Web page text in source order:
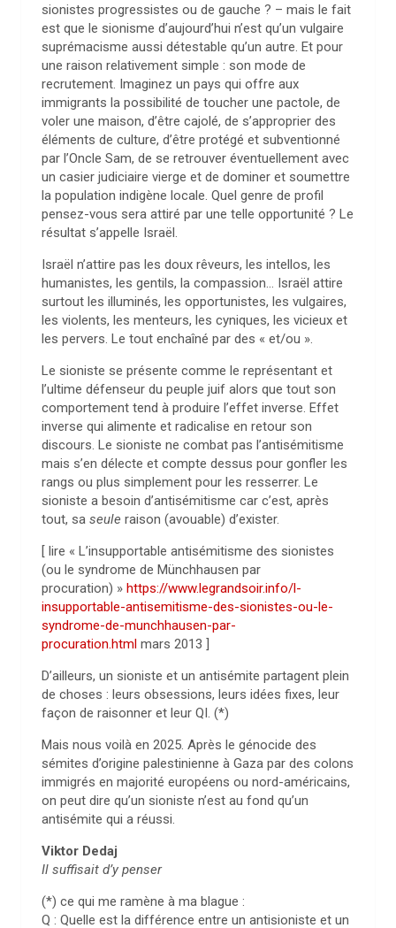
sionistes progressistes ou de gauche ? – mais le fait
est que le sionisme d’aujourd’hui n’est qu’un vulgaire
suprémacisme aussi détestable qu’un autre. Et pour
une raison relativement simple : son mode de
recrutement. Imaginez un pays qui offre aux
immigrants la possibilité de toucher une pactole, de
voler une maison, d’être cajolé, de s’approprier des
éléments de culture, d’être protégé et subventionné
par l’Oncle Sam, de se retrouver éventuellement avec
un casier judiciaire vierge et de dominer et soumettre
la population indigène locale. Quel genre de profil
pensez-vous sera attiré par une telle opportunité ? Le
résultat s’appelle Israël.
Israël n’attire pas les doux rêveurs, les intellos, les
humanistes, les gentils, la compassion… Israël attire
surtout les illuminés, les opportunistes, les vulgaires,
les violents, les menteurs, les cyniques, les vicieux et
les pervers. Le tout enchaîné par des « et/ou ».
Le sioniste se présente comme le représentant et
l’ultime défenseur du peuple juif alors que tout son
comportement tend à produire l’effet inverse. Effet
inverse qui alimente et radicalise en retour son
discours. Le sioniste ne combat pas l’antisémitisme
mais s’en délecte et compte dessus pour gonfler les
rangs ou plus simplement pour les resserrer. Le
sioniste a besoin d’antisémitisme car c’est, après
tout, sa seule raison (avouable) d’exister.
[ lire « L’insupportable antisémitisme des sionistes
(ou le syndrome de Münchhausen par
procuration) » https://www.legrandsoir.info/l-
insupportable-antisemitisme-des-sionistes-ou-le-
syndrome-de-munchhausen-par-
procuration.html mars 2013 ]
D’ailleurs, un sioniste et un antisémite partagent plein
de choses : leurs obsessions, leurs idées fixes, leur
façon de raisonner et leur QI. (*)
Mais nous voilà en 2025. Après le génocide des
sémites d’origine palestinienne à Gaza par des colons
immigrés en majorité européens ou nord-américains,
on peut dire qu’un sioniste n’est au fond qu’un
antisémite qui a réussi.
Viktor Dedaj
Il suffisait d’y penser
(*) ce qui me ramène à ma blague :
Q : Quelle est la différence entre un antisioniste et un